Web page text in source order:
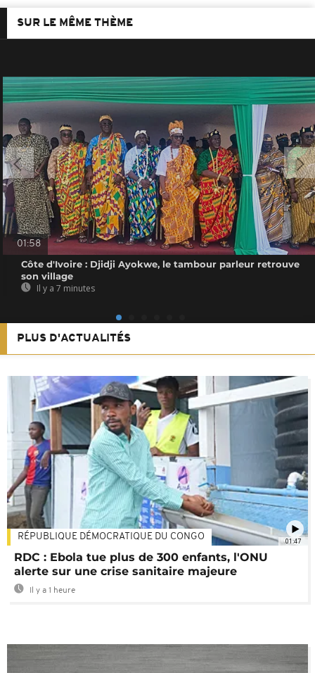
SUR LE MÊME THÈME
01:58
Côte d'Ivoire : Djidji Ayokwe, le tambour parleur retrouve
son village
Il y a 7 minutes
PLUS D'ACTUALITÉS
01:47
RÉPUBLIQUE DÉMOCRATIQUE DU CONGO
RDC : Ebola tue plus de 300 enfants, l'ONU
alerte sur une crise sanitaire majeure
Il y a 1 heure